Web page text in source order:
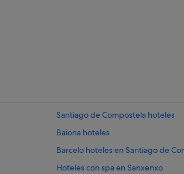
Santiago de Compostela hoteles
Baiona hoteles
Barcelo hoteles en Santiago de
Hoteles con spa en Sanxenxo